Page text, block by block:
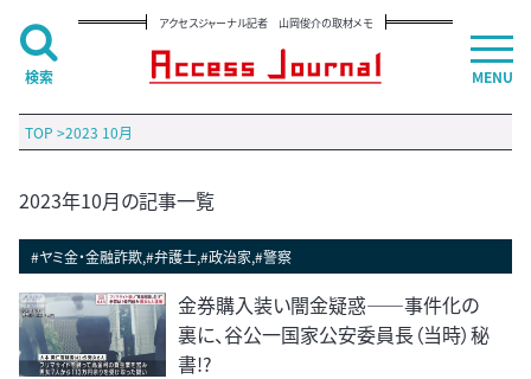
アクセスジャーナル記者 山岡俊介の取材メモ
TOP >2023 10月
2023年10月の記事一覧
#ヤミ金・金融詐欺,#弁護士,#政治家,#警察
金券購入装い闇金疑惑――事件化の
裏に、谷公一国家公安委員長（当時）秘
書!?
MENU
検索